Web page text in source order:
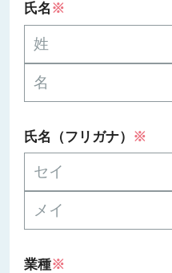
氏名 ※
氏名（フリガナ） ※
業種※